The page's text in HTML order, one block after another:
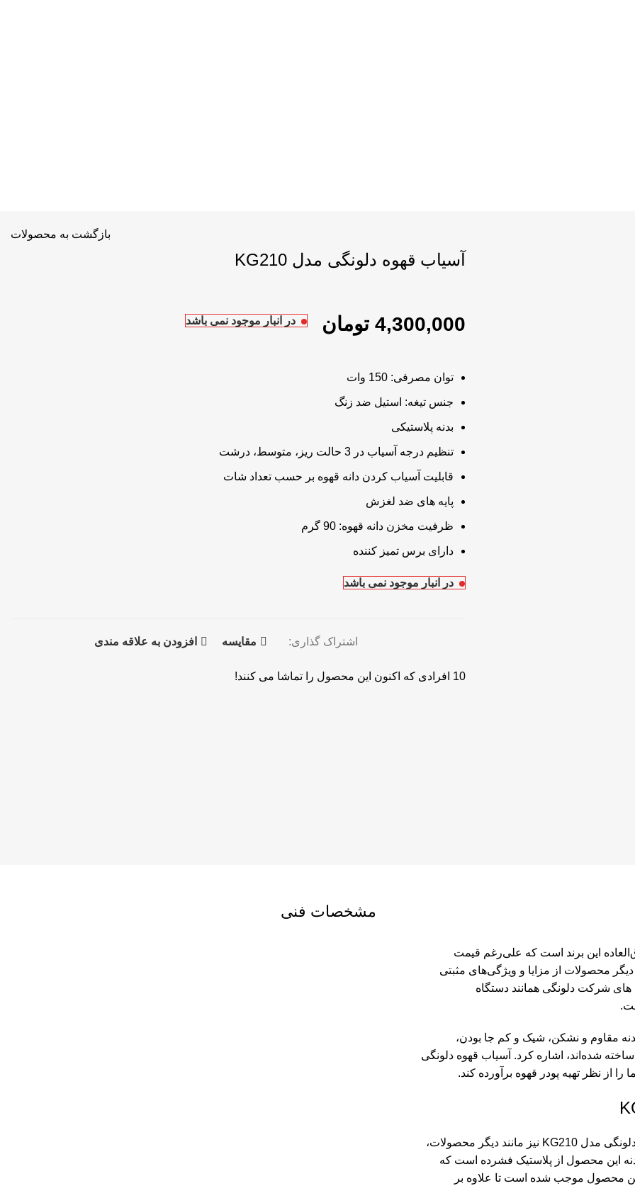
بازگشت به محصولات
آسیاب قهوه دلونگی مدل KG210
4,300,000 تومان در انبار موجود نمی باشد
توان مصرفی: 150 وات
جنس تیغه: استیل ضد زنگ
بدنه پلاستیکی
تنظیم درجه آسیاب در 3 حالت ریز، متوسط، درشت
قابلیت آسیاب کردن دانه قهوه بر حسب تعداد شات
پایه های ضد لغزش
ظرفیت مخزن دانه قهوه: 90 گرم
دارای برس تمیز کننده
در انبار موجود نمی باشد
مقايسه افزودن به علاقه مندی اشتراک گذاری:
10 افرادی که اکنون این محصول را تماشا می کنند!
این برند است که علی‌رغم قیمت
محصولات از مزایا و ویژگی‌های مثبتی
شرکت دلونگی همانند دستگاه
مقاوم و نشکن، شیک و کم جا بودن،
شده‌اند، اشاره کرد. آسیاب قهوه دلونگی
این محصول یک دستگاه فوق‌العاده جمع‌وجور است. آسیاب قهوه دلونگی مدل KG210 نیز مانند دیگر محصولات،
این محصول از پلاستیک فشرده است که
محصول موجب شده است تا علاوه بر
مشخصات فنی